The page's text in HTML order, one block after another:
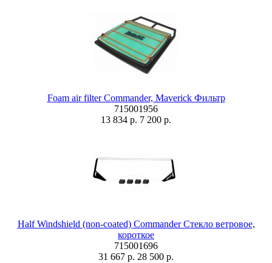
Foam air filter Commander, Maverick Фильтр
715001956
13 834 р. 7 200 р.
Half Windshield (non-coated) Commander Стекло ветровое,
короткое
715001696
31 667 р. 28 500 р.